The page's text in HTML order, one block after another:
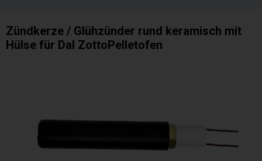
Zündkerze / Glühzünder rund keramisch mit
Hülse für Dal ZottoPelletofen